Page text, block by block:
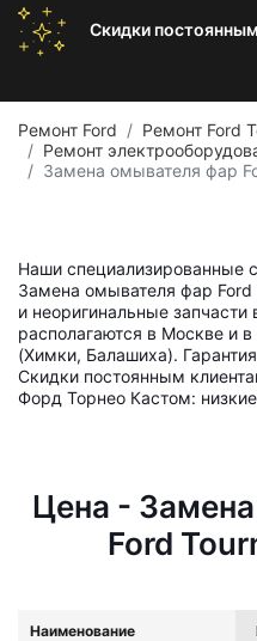
Скидки постоянным
Ремонт Ford
Ремонт Ford
Ремонт
Замена омывателя фар
Наши специализированные
Замена омывателя фар
и неоригинальные
располагаются в Москве и
(Химки, Балашиха).
Скидки постоянным
Форд Торнео Кастом:
Цена -
Ford
Наименование